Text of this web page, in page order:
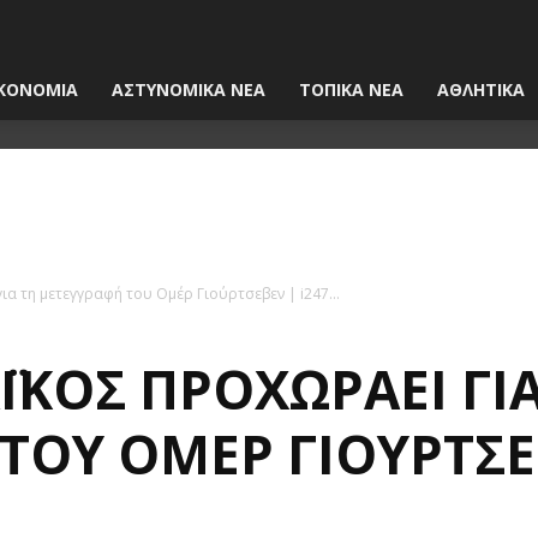
ΑΣΤΥΝΟΜΙΚΑ ΝΕΑ ΤΟΠΙΚΑ ΝΕΑ ΑΘΛΗΤΙΚΑ
τη μετεγγραφή του Ομέρ Γιούρτσεβεν | i247...
ΠΡΟΧΩΡΆΕΙ
ΟΜΈΡ